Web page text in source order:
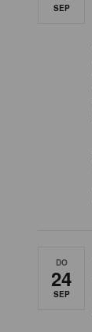
SEP
DO
24
SEP